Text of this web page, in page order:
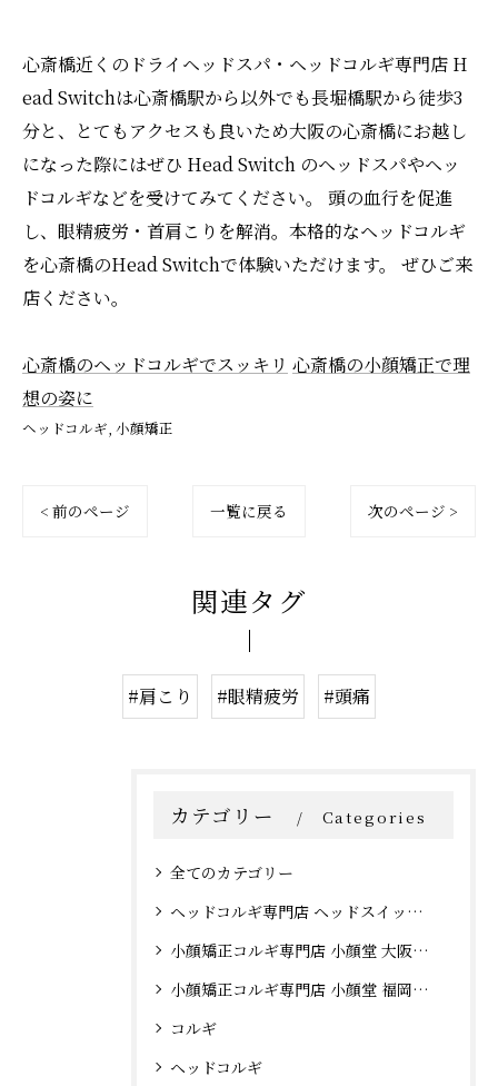
心斎橋近くのドライヘッドスパ・ヘッドコルギ専門店 H
ead Switchは心斎橋駅から以外でも長堀橋駅から徒歩3
分と、とてもアクセスも良いため大阪の心斎橋にお越し
になった際にはぜひ Head Switch のヘッドスパやヘッ
ドコルギなどを受けてみてください。 頭の血行を促進
し、眼精疲労・首肩こりを解消。本格的なヘッドコルギ
を心斎橋のHead Switchで体験いただけます。 ぜひご来
店ください。
心斎橋のヘッドコルギでスッキリ 心斎橋の小顔矯正で理
想の姿に
ヘッドコルギ 小顔矯正
< 前のページ 一覧に戻る 次のページ >
関連タグ
#肩こり #眼精疲労 #頭痛
カテゴリー Categories
全てのカテゴリー
ヘッドコルギ専門店 ヘッドスイッチ 大阪心斎橋店
小顔矯正コルギ専門店 小顔堂 大阪心斎橋店
小顔矯正コルギ専門店 小顔堂 福岡天神店
コルギ
ヘッドコルギ